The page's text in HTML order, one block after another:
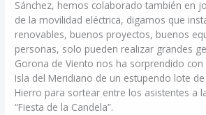
Sánchez, hemos colaborado también en
de la movilidad eléctrica, digamos que
renovables, buenos proyectos, buenos
personas, solo pueden realizar grandes
Gorona de Viento nos ha sorprendido
Isla del Meridiano de un estupendo lote
Hierro para sortear entre los asistentes a
“Fiesta de la Candela”.